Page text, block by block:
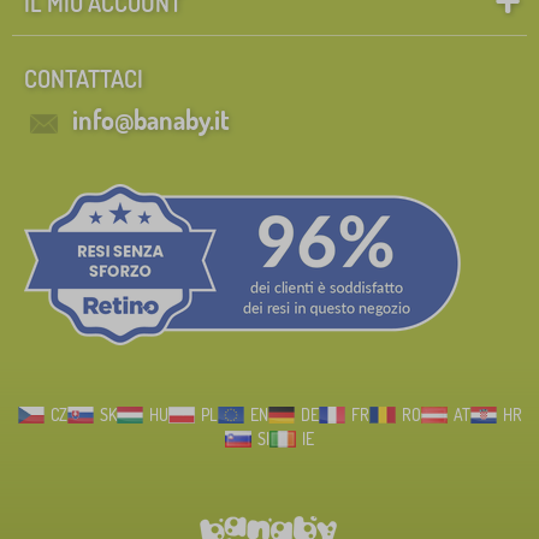
CONTATTACI
info@banaby.it
CZ SK HU PL EN DE FR RO AT
HR
SI
IE